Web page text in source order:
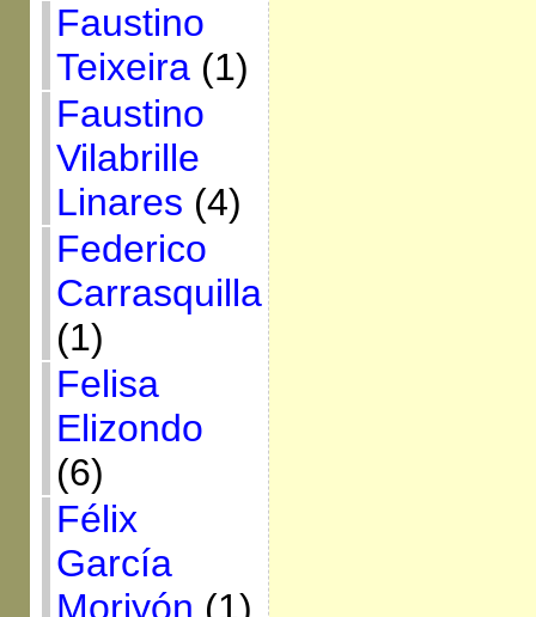
Faustino
Teixeira(1)
Faustino
Vilabrille
Linares (4)
Federico
Carrasquilla
(1)
Felisa
Elizondo
(6)
Félix
García
Moriyón (1)